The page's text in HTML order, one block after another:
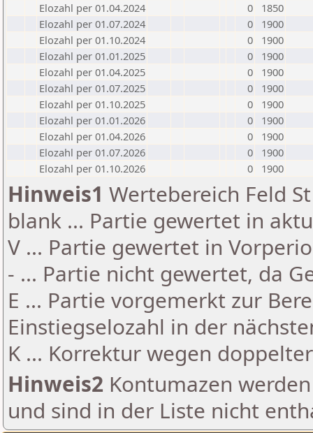
Elozahl per 01.04.2024
0
1850
Elozahl per 01.07.2024
0
1900
Elozahl per 01.10.2024
0
1900
Elozahl per 01.01.2025
0
1900
Elozahl per 01.04.2025
0
1900
Elozahl per 01.07.2025
0
1900
Elozahl per 01.10.2025
0
1900
Elozahl per 01.01.2026
0
1900
Elozahl per 01.04.2026
0
1900
Elozahl per 01.07.2026
0
1900
Elozahl per 01.10.2026
0 1900
Hinweis1 Wertebereich Feld
blank ... Partie gewertet in
V ... Partie gewertet in
- ... Partie nicht gewertet, da
E ... Partie vorgemerkt zur
Einstiegselozahl in der
K ... Korrektur wegen
Hinweis2 Kontumazen
und sind in der Liste nicht